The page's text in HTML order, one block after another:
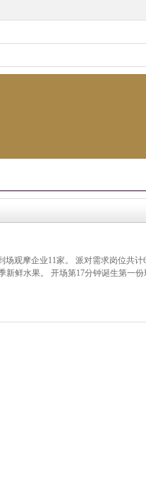
观摩企业11家。 派对需求岗位共
鲜水果。 开场第17分钟诞生第一